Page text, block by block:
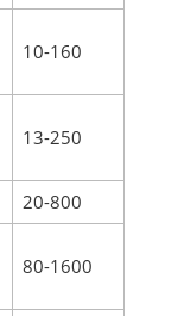
10-160
13-250
20-800
80-1600